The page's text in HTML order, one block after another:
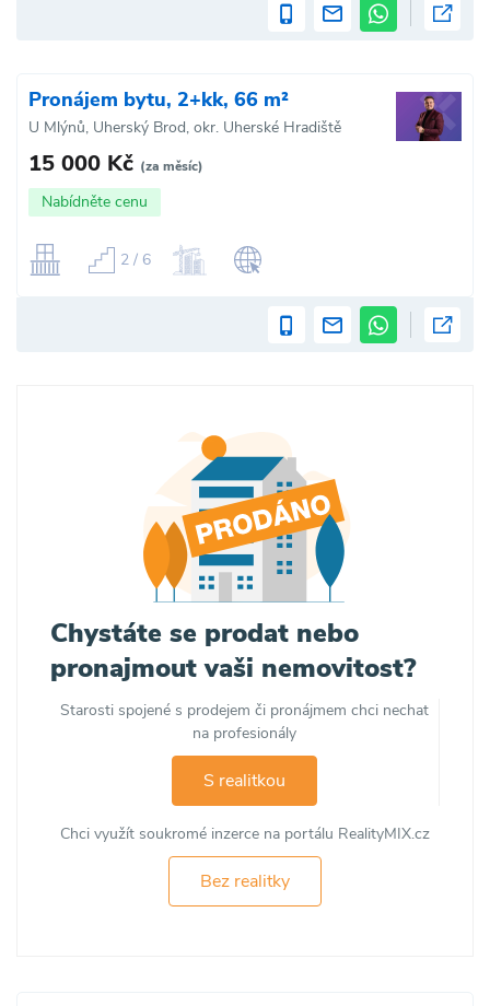
Pronájem bytu, 2+kk, 66 m²
U Mlýnů, Uherský Brod, okr. Uherské Hradiště
15 000 Kč (za měsíc)
Nabídněte cenu
2 / 6
Chystáte se prodat nebo
pronajmout vaši nemovitost?
Starosti spojené s prodejem či pronájmem chci nechat
na profesionály
S realitkou
Chci využít soukromé inzerce na portálu RealityMIX.cz
Bez realitky